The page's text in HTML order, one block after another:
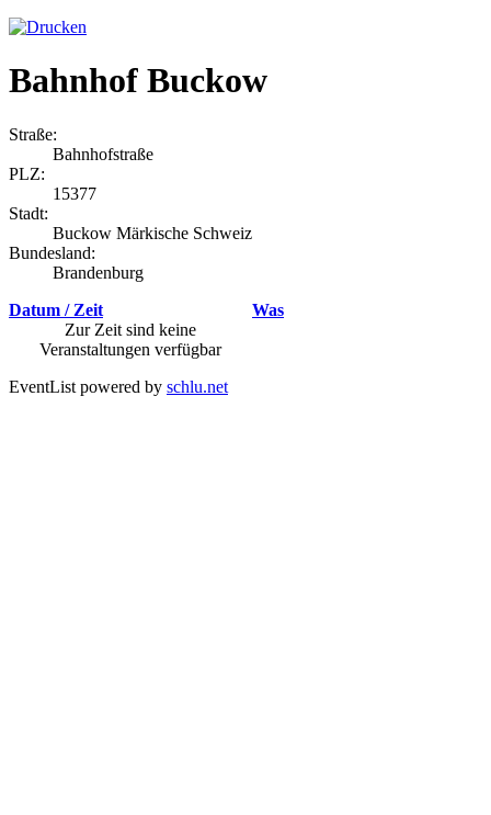
Bahnhof Buckow
Straße:
Bahnhofstraße
PLZ:
15377
Stadt:
Buckow Märkische Schweiz
Bundesland:
Brandenburg
Datum / Zeit
Was
Zur Zeit sind keine
Veranstaltungen verfügbar
EventList powered by schlu.net